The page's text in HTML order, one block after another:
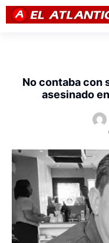
No contaba con
asesinado